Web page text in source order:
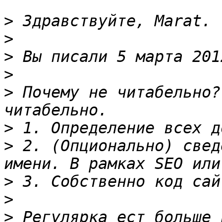
>
>
>
>
> Почему не
>
> 2. (Опционально)
>
>
> Регулярка ест